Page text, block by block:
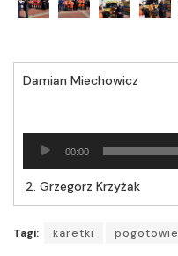
Damian Miechowicz
Odtwarzacz
plików
dźwiękowych
00:00
2. Grzegorz Krzyżak
Tagi: karetki pogotowie